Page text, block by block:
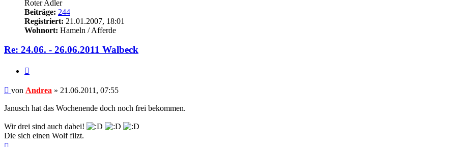
Roter Adler
Beiträge: 244
Registriert: 21.01.2007, 18:01
Wohnort: Hameln / Afferde
Re: 24.06. - 26.06.2011 Walbeck
Beitrag
von Andrea » 21.06.2011, 07:55
Janusch hat das Wochenende doch noch frei bekommen.
Wir drei sind auch dabei!
Die sich einen Wolf filzt.